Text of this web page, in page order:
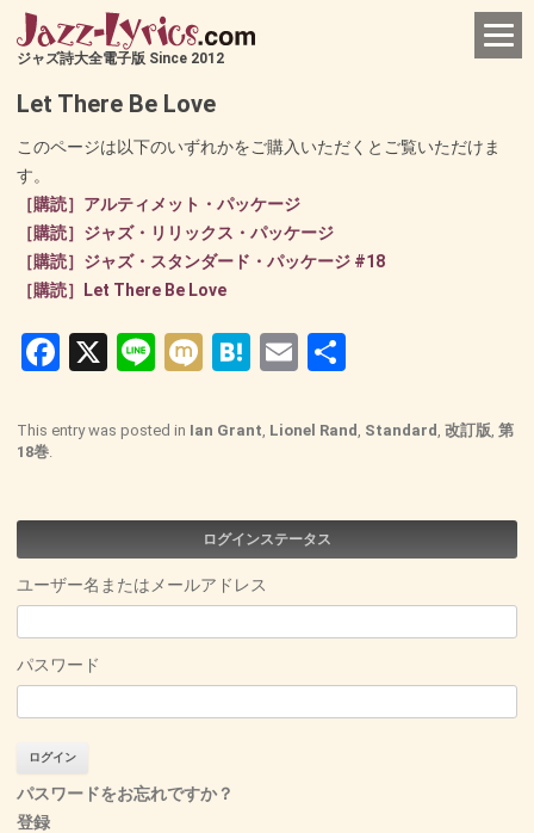
ジャズ詩大全電子版 Since 2012
Let There Be Love
このページは以下のいずれかをご購入いただくとご覧いただけま
す。
［購読］アルティメット・パッケージ
［購読］ジャズ・リリックス・パッケージ
［購読］ジャズ・スタンダード・パッケージ #18
［購読］Let There Be Love
Facebook
X LineMixiHatena
Email
This entry was posted in Ian Grant, Lionel Rand, Standard, 改訂版, 第
18巻.
ログインステータス
ユーザー名またはメールアドレス
パスワード
パスワードをお忘れですか？
登録